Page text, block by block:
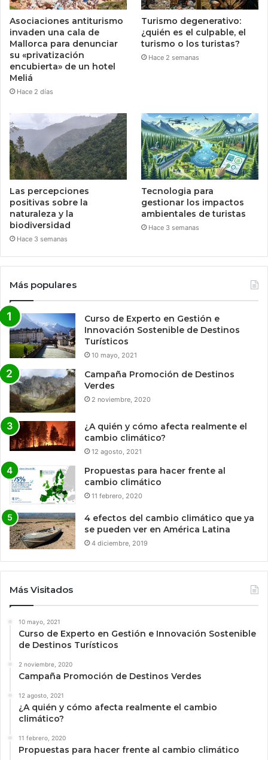
Asociaciones antiturismo
invaden una cala de
Mallorca para denunciar
su «privatización
encubierta» de un hotel
Meliá
Hace 2 días
Turismo degenerativo:
¿quién es el culpable, el
turismo o los turistas?
Hace 2 semanas
Las percepciones
positivas sobre la
naturaleza y la
biodiversidad
Hace 3 semanas
Tecnologia para
gestionar los impactos
ambientales de turistas
Hace 3 semanas
Más populares
Curso de Experto en Gestión e
Innovación Sostenible de Destinos
Turísticos
10 mayo, 2021
Campaña Promoción de Destinos
Verdes
2 noviembre, 2020
¿A quién y cómo afecta realmente el
cambio climático?
12 agosto, 2021
Propuestas para hacer frente al
cambio climático
11 febrero, 2020
4 efectos del cambio climático que ya
se pueden ver en América Latina
4 diciembre, 2019
Más Visitados
10 mayo, 2021
Curso de Experto en Gestión e Innovación Sostenible
de Destinos Turísticos
2 noviembre, 2020
Campaña Promoción de Destinos Verdes
12 agosto, 2021
¿A quién y cómo afecta realmente el cambio
climático?
11 febrero, 2020
Propuestas para hacer frente al cambio climático